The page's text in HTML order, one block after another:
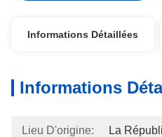
Informations Détaillées
Informations
Lieu D'origine: La